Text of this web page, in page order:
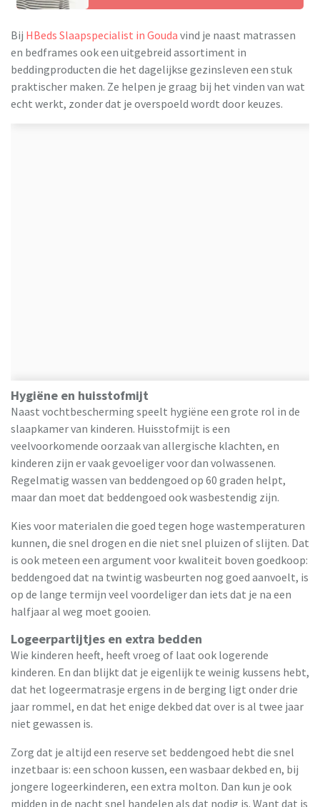
Bij HBeds Slaapspecialist in Gouda vind je naast matrassen
en bedframes ook een uitgebreid assortiment in
beddingproducten die het dagelijkse gezinsleven een stuk
praktischer maken. Ze helpen je graag bij het vinden van wat
echt werkt, zonder dat je overspoeld wordt door keuzes.
Hygiëne en huisstofmijt
Naast vochtbescherming speelt hygiëne een grote rol in de
slaapkamer van kinderen. Huisstofmijt is een
veelvoorkomende oorzaak van allergische klachten, en
kinderen zijn er vaak gevoeliger voor dan volwassenen.
Regelmatig wassen van beddengoed op 60 graden helpt,
maar dan moet dat beddengoed ook wasbestendig zijn.
Kies voor materialen die goed tegen hoge wastemperaturen
kunnen, die snel drogen en die niet snel pluizen of slijten. Dat
is ook meteen een argument voor kwaliteit boven goedkoop:
beddengoed dat na twintig wasbeurten nog goed aanvoelt, is
op de lange termijn veel voordeliger dan iets dat je na een
halfjaar al weg moet gooien.
Logeerpartijtjes en extra bedden
Wie kinderen heeft, heeft vroeg of laat ook logerende
kinderen. En dan blijkt dat je eigenlijk te weinig kussens hebt,
dat het logeermatrasje ergens in de berging ligt onder drie
jaar rommel, en dat het enige dekbed dat over is al twee jaar
niet gewassen is.
Zorg dat je altijd een reserve set beddengoed hebt die snel
inzetbaar is: een schoon kussen, een wasbaar dekbed en, bij
jongere logeerkinderen, een extra molton. Dan kun je ook
midden in de nacht snel handelen als dat nodig is. Want dat is